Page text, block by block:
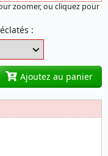
zoomer, ou cliquez pour
:
Ajoutez au panier